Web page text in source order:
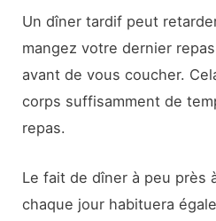
Un dîner tardif peut
mangez votre dernier
avant de vous coucher.
corps suffisamment de
repas.
Le fait de dîner à peu près
chaque jour habituera